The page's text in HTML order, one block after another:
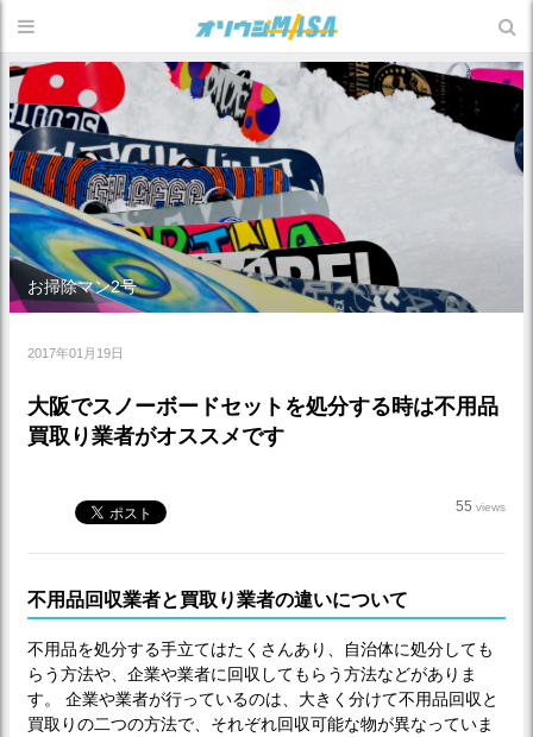
お掃除マン2号
2017年01月19日
大阪でスノーボードセットを処分する時は不用品
買取り業者がオススメです
55 views
不用品回収業者と買取り業者の違いについて
不用品を処分する手立てはたくさんあり、自治体に処分しても
らう方法や、企業や業者に回収してもらう方法などがありま
す。 企業や業者が行っているのは、大きく分けて不用品回収と
買取りの二つの方法で、それぞれ回収可能な物が異なっていま